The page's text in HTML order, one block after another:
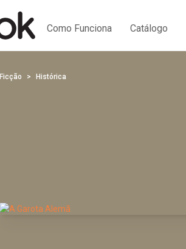
Como Funciona Catálogo
Ficção Histórica